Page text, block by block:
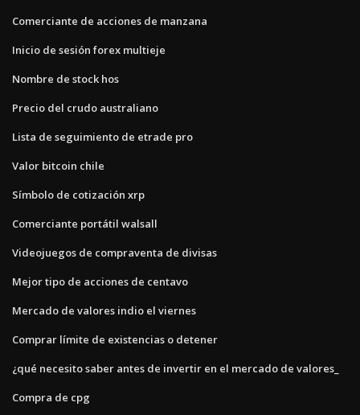
Comerciante de acciones de manzana
Inicio de sesión forex multieje
Nombre de stock hos
Precio del crudo australiano
Lista de seguimiento de etrade pro
Valor bitcoin chile
Símbolo de cotización xrp
Comerciante portátil walsall
Videojuegos de compraventa de divisas
Mejor tipo de acciones de centavo
Mercado de valores indio el viernes
Comprar límite de existencias o detener
¿qué necesito saber antes de invertir en el mercado de valores_
Compra de cpg